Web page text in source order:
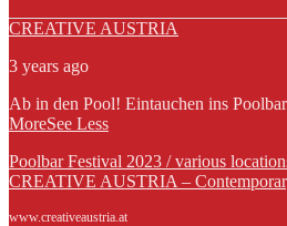
CREATIVE AUSTRIA
3 years ago
Ab in den Pool! Eintauchen ins
MoreSee Less
Poolbar Festival 2023 / various
CREATIVE AUSTRIA –
www.creativeaustria.at